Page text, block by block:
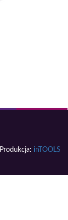
Produkcja: inTOOLS